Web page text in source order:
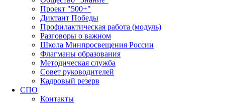
Проект "500+"
Диктант Победы
Профилактическая работа (модуль)
Разговоры о важном
Школа Минпросвещения России
Флагманы образования
Методическая служба
Совет руководителей
Кадровый резерв
СПО
Контакты